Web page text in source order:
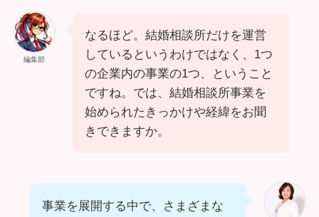
編集部
なるほど。結婚相談所だけを運営
しているというわけではなく、1つ
の企業内の事業の1つ、ということ
ですね。では、結婚相談所事業を
始められたきっかけや経緯をお聞
きできますか。
事業を展開する中で、さまざまな